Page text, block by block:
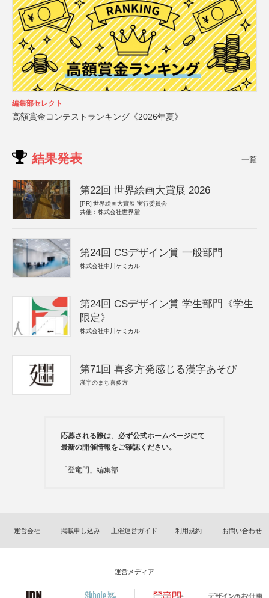
編集部セレクト
高額賞金コンテストランキング《2026年夏》
結果発表 一覧
第22回 世界絵画大賞展 2026
[PR] 世界絵画大賞展 実行委員会
共催：株式会社世界堂
第24回 CSデザイン賞 一般部門
株式会社中川ケミカル
第24回 CSデザイン賞 学生部門《学生
限定》
株式会社中川ケミカル
第71回 喜多方発感じる漢字あそび
漢字のまち喜多方
応募される際は、必ず公式ホームページにて
最新の開催情報をご確認ください。
「登竜門」編集部
運営会社 掲載申し込み 主催運営ガイド 利用規約 お問い合わせ
運営メディア